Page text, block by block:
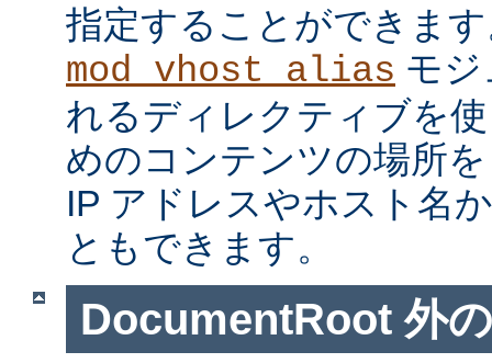
指定することができま
mod_vhost_alias モ
れるディレクティブを
めのコンテンツの場所
IP アドレスやホスト名
ともできます。
DocumentRoot 外